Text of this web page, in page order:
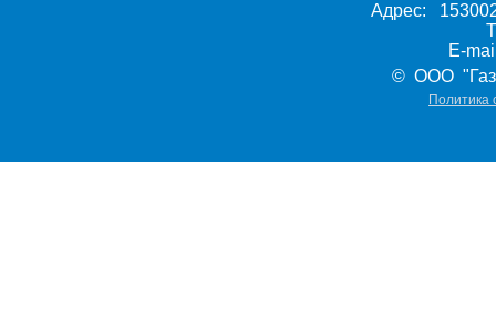
Адрес:
E-
© ООО
Политика